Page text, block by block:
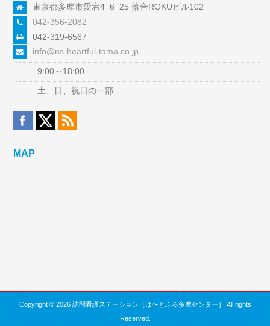
東京都多摩市愛宕4−6−25 落合ROKUビル102
042-356-2082
042-319-6567
info@ns-heartful-tama.co.jp
9:00～18:00
土、日、祝日の一部
MAP
Copyright © 2026 訪問看護ステーション［は〜とふる多摩センター］ All rights
Reserved.